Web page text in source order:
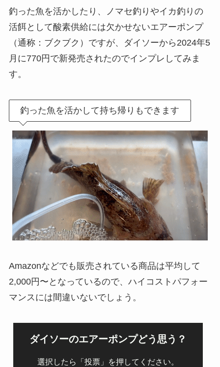
釣った魚を活かしたり、ノマセ釣りやイカ釣りの
活餌として酸素供給には欠かせないエアーポンプ
（通称：ブクブク）ですが、ダイソーから2024年5
月に770円で新発売されたのでインプレしてみま
す。
釣った魚を活かして持ち帰りもできます
Amazonなどでも販売されている商品は平均して
2,000円〜となっているので、ハイコストパフォー
マンスには間違いないでしょう。
ダイソーのエアーポンプどう思う？
選択したら「投票」を押してください。